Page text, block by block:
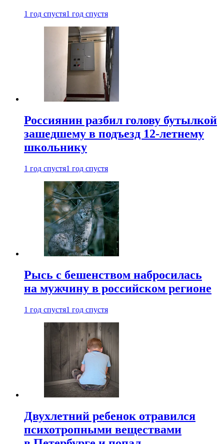
1 год спустя1 год спустя
Россиянин разбил голову бутылкой
зашедшему в подъезд 12-летнему
школьнику
1 год спустя1 год спустя
Рысь с бешенством набросилась
на мужчину в российском регионе
1 год спустя1 год спустя
Двухлетний ребенок отравился
психотропными веществами